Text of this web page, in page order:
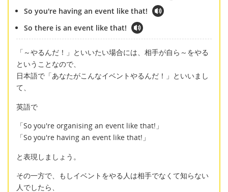
So you're having an event like that!
So there is an event like that!
「～やるんだ！」といいたい場合には、相手が自ら～をやる
ということなので、
日本語で「あなたがこんなイベントやるんだ！」といいまし
て、
英語で
「So you're organising an event like that!」
「So you're having an event like that!」
と表現しましょう。
その一方で、もしイベントをやる人は相手でなくて知らない
人でしたら、